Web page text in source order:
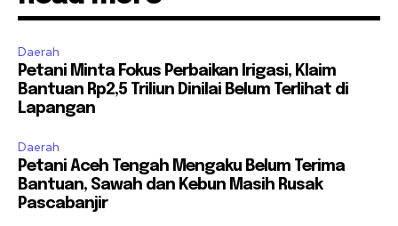
Daerah
Petani Minta Fokus Perbaikan Irigasi, Klaim
Bantuan Rp2,5 Triliun Dinilai Belum Terlihat di
Lapangan
Daerah
Petani Aceh Tengah Mengaku Belum Terima
Bantuan, Sawah dan Kebun Masih Rusak
Pascabanjir